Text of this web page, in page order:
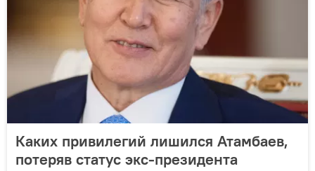
Каких привилегий лишился Атамбаев,
потеряв статус экс-президента